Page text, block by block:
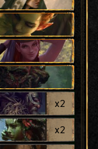
x2
x2